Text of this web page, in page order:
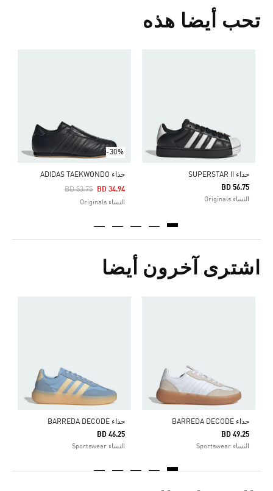
تحب أيضا هذه
حذاء SUPERSTAR II
BD 56.75
النساء Originals
-30%
حذاء ADIDAS TAEKWONDO
Price Reduced From
BD 53.75
To BD 34.94
النساء Originals
اشترى آخرون أيضا
حذاء BARREDA DECODE
BD 49.25
النساء Sportswear
حذاء BARREDA DECODE
BD 46.25
النساء Sportswear